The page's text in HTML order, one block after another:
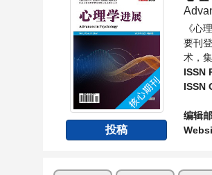
投稿
《心
要刊
术，
内不
ISSN
ISSN
编辑